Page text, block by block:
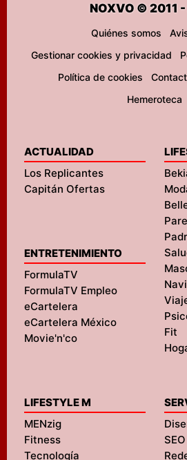
NOXVO © 2011
Quiénes somos
Gestionar cookies y privacidad
Política de cookies
Hemeroteca
ACTUALIDAD
Los Replicantes
Capitán Ofertas
ENTRETENIMIENTO
FormulaTV
FormulaTV Empleo
eCartelera
eCartelera México
Movie'n'co
Fit
LIFESTYLE M
MENzig
Fitness
Tecnología
SEO